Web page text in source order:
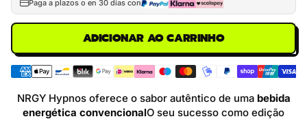
Paga a plazos o en 30 días con
ADICIONAR AO CARRINHO
NRGY Hypnos oferece o sabor autêntico de uma bebida
energética convencionalO seu sucesso como edição